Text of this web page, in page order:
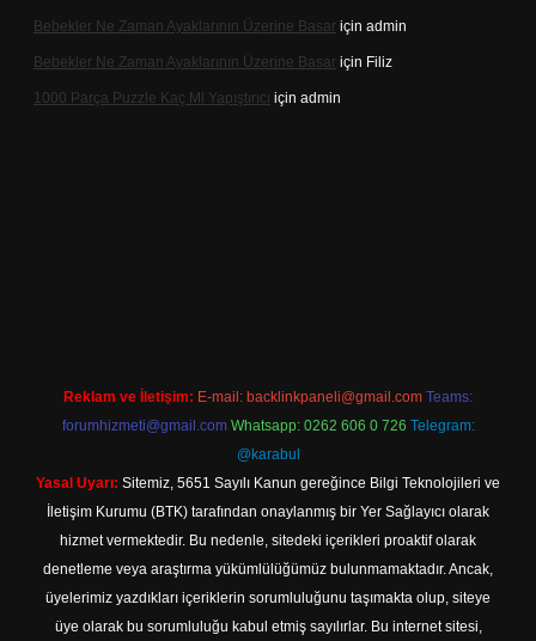
Bebekler Ne Zaman Ayaklarının Üzerine Basar için admin
Bebekler Ne Zaman Ayaklarının Üzerine Basar için Filiz
1000 Parça Puzzle Kaç Ml Yapıştırıcı için admin
Reklam ve İletişim: E-mail: backlinkpaneli@gmail.com Teams:
forumhizmeti@gmail.com Whatsapp: 0262 606 0 726 Telegram:
@karabul
Yasal Uyarı: Sitemiz, 5651 Sayılı Kanun gereğince Bilgi Teknolojileri ve
İletişim Kurumu (BTK) tarafından onaylanmış bir Yer Sağlayıcı olarak
hizmet vermektedir. Bu nedenle, sitedeki içerikleri proaktif olarak
denetleme veya araştırma yükümlülüğümüz bulunmamaktadır. Ancak,
üyelerimiz yazdıkları içeriklerin sorumluluğunu taşımakta olup, siteye
üye olarak bu sorumluluğu kabul etmiş sayılırlar. Bu internet sitesi,